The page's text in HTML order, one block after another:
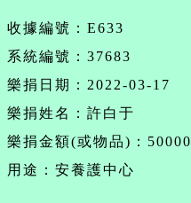
收據編號：E633
系統編號：37683
樂捐日期：2022-03-17
樂捐姓名：許白于
樂捐金額(或物品)：50000
用途：安養護中心